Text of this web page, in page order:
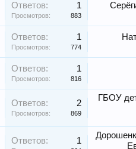
Ответов: 1
Просмотров: 883
Ответов: 1
Просмотров: 774
Ответов: 1
Просмотров: 816
Ответов: 2
Просмотров: 869
ГБОУ
Ответов: 1